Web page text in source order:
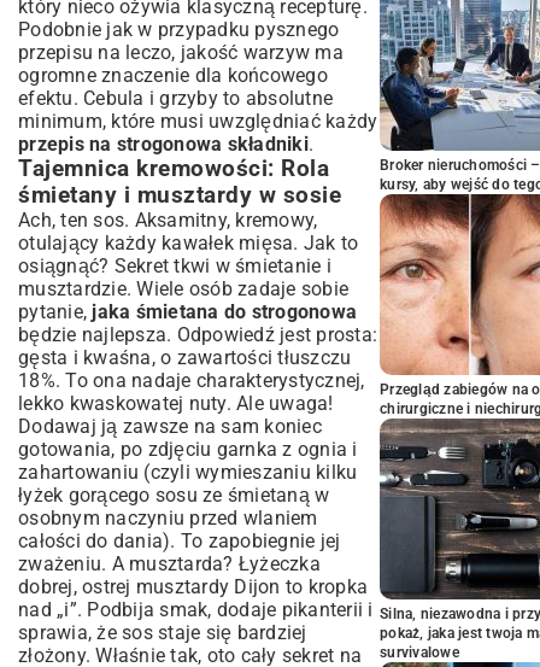
który nieco ożywia klasyczną recepturę.
Podobnie jak w przypadku pysznego
przepisu na leczo, jakość warzyw ma
ogromne znaczenie dla końcowego
efektu. Cebula i grzyby to absolutne
minimum, które musi uwzględniać każdy
przepis na strogonowa składniki.
Tajemnica kremowości: Rola
śmietany i musztardy w sosie
Ach, ten sos. Aksamitny, kremowy,
otulający każdy kawałek mięsa. Jak to
osiągnąć? Sekret tkwi w śmietanie i
musztardzie. Wiele osób zadaje sobie
pytanie, jaka śmietana do strogonowa
będzie najlepsza. Odpowiedź jest prosta:
gęsta i kwaśna, o zawartości tłuszczu
18%. To ona nadaje charakterystycznej,
lekko kwaskowatej nuty. Ale uwaga!
Dodawaj ją zawsze na sam koniec
gotowania, po zdjęciu garnka z ognia i
zahartowaniu (czyli wymieszaniu kilku
łyżek gorącego sosu ze śmietaną w
osobnym naczyniu przed wlaniem
całości do dania). To zapobiegnie jej
zważeniu. A musztarda? Łyżeczka
dobrej, ostrej musztardy Dijon to kropka
nad „i”. Podbija smak, dodaje pikanterii i
sprawia, że sos staje się bardziej
złożony. Właśnie tak, oto cały sekret na
Broker nieruchomości
kursy, aby wejść do
Przegląd zabiegów na
chirurgiczne i
Silna, niezawodna i
pokaż, jaka jest twoja
survivalowe